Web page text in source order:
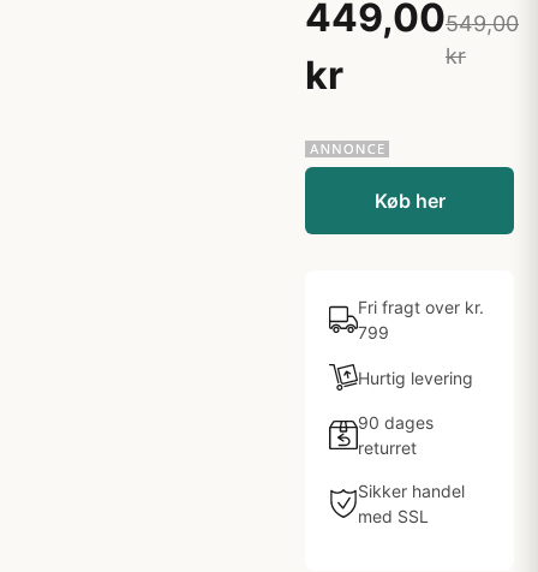
449,00
kr
549,00
kr
Køb her
Fri fragt over kr.
799
Hurtig levering
90 dages
returret
Sikker handel
med SSL